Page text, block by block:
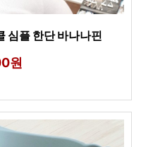
심플 한단 바나나핀
원